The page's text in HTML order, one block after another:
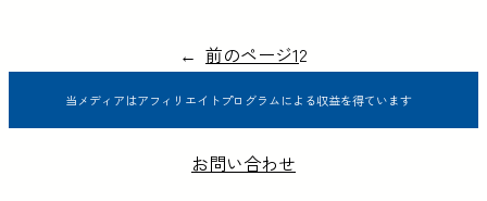
← 前のページ12
当メディアはアフィリエイトプログラムによる収益を得ています
お問い合わせ